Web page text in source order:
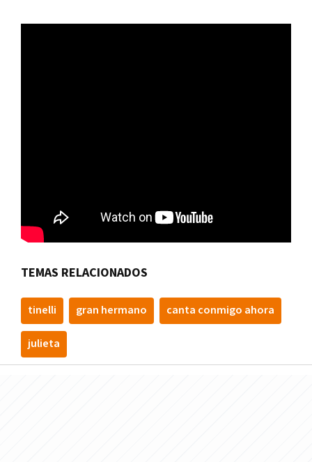
TEMAS RELACIONADOS
tinelli gran hermano canta conmigo ahora
julieta